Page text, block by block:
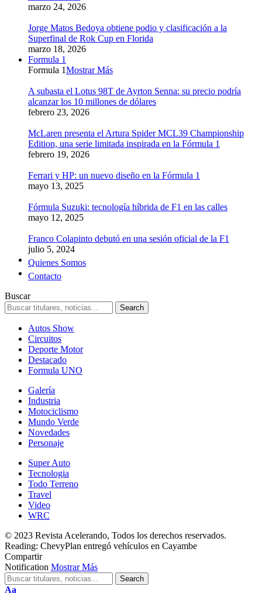
marzo 24, 2026
Jorge Matos Bedoya obtiene podio y clasificación a la
Superfinal de Rok Cup en Florida
marzo 18, 2026
Formula 1
Formula 1Mostrar Más
A subasta el Lotus 98T de Ayrton Senna: su precio podría
alcanzar los 10 millones de dólares
febrero 23, 2026
McLaren presenta el Artura Spider MCL39 Championship
Edition, una serie limitada inspirada en la Fórmula 1
febrero 19, 2026
Ferrari y HP: un nuevo diseño en la Fórmula 1
mayo 13, 2025
Fórmula Suzuki: tecnología híbrida de F1 en las calles
mayo 12, 2025
Franco Colapinto debutó en una sesión oficial de la F1
julio 5, 2024
Quienes Somos
Contacto
Buscar
Autos Show
Circuitos
Deporte Motor
Destacado
Formula UNO
Galería
Industria
Motociclismo
Mundo Verde
Novedades
Personaje
Super Auto
Tecnologia
Todo Terreno
Travel
Video
WRC
© 2023 Revista Acelerando, Todos los derechos reservados.
Reading: ChevyPlan entregó vehículos en Cayambe
Compartir
Notification Mostrar Más
Cambiar
Aa